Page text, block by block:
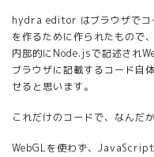
hydra editor はブラウザでコ
を作るために作られたもので、
内部的にNode.jsで記述され
ブラウザに記載するコード
せると思います。
これだけのコードで、なんだ
WebGLを使わず、